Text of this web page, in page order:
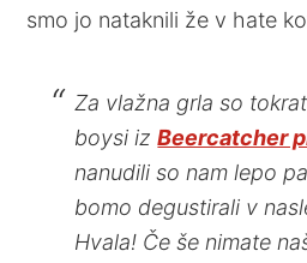
smo jo nataknili že v hate
Za vlažna grla so
boysi izBeercatcher
nanudili so nam lepo
bomo degustirali v
Hvala! Če še nimate